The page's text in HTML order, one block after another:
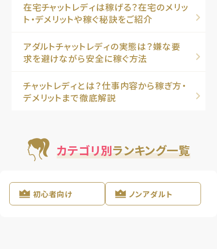
在宅チャットレディは稼げる？在宅のメリッ
ト・デメリットや稼ぐ秘訣をご紹介
アダルトチャットレディの実態は？嫌な要
求を避けながら安全に稼ぐ方法
チャットレディとは？仕事内容から稼ぎ方・
デメリットまで徹底解説
カテゴリ別ランキング一覧
初心者向け ノンアダルト